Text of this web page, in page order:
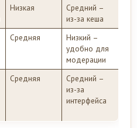
Низкая
Средний –
из-за кеша
Средняя
Низкий –
удобно для
модерации
Средняя
Средний –
из-за
интерфейса